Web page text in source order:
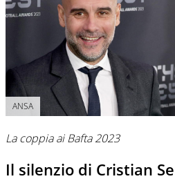
ANSA
La coppia ai Bafta 2023
Il silenzio di Cristian